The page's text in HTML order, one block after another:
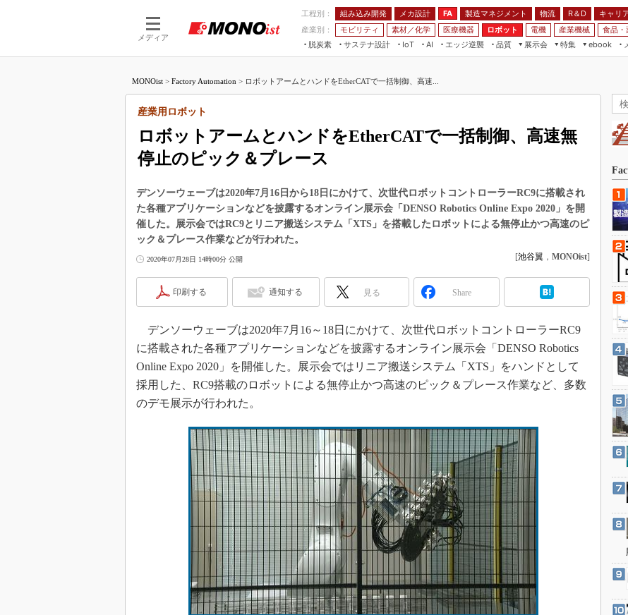
メディア
工程別： 組み込み開発 メカ設計 FA 製造マネジメント 物流 R＆D
キャリ
産業別：
モビリティ 素材／化学 医療機器 ロボット 電機 産業機械 食品・
脱炭素
サステナ設計
IoT
つながる工場
AI
AI×設備保全
エッジ逆襲 品質
展示会
JIMTOF
IIFES
TECHNO-FRONTIER
人テク展
日本ものづくりワールド
AUTOMOTIVE WORLD
産業オープンネット展
特集
つながるクルマ
フィールドサービス
組み込み画像技術
組み込みモデリング
ISO26262
無償設計ツール
デジタルツインとCAE
S＆OP
インダストリー4.0
製造業ビッグデータ
メイドインジャパン
植物工場
知財マネジメント
海外生産
グローバル設計・開発
制御セキュリティ
新型コロナへの対応
ebook
モビリティ
MONOist > Factory Automation > ロボットアームとハンドをEtherCATで一括制御、高速...
ロボットアームとハンドをEtherCATで一括制御、高速無
停止のピック＆プレース
産業用ロボット
デンソーウェーブは2020年7月16日から18日にかけて、次世代ロボットコントローラーRC9に搭載され
た各種アプリケーションなどを披露するオンライン展示会「DENSO Robotics Online Expo 2020」を開
催した。展示会ではRC9とリニア搬送システム「XTS」を搭載したロボットによる無停止かつ高速のピ
ック＆プレース作業などが行われた。
2020年07月28日 14時00分 公開 [池谷翼 ， MONOist]
印刷する 通知する 見る Share
デンソーウェーブは2020年7月16～18日にかけて、次世代ロボットコントローラーRC9
に搭載された各種アプリケーションなどを披露するオンライン展示会「DENSO Robotics
Online Expo 2020」を開催した。展示会ではリニア搬送システム「XTS」をハンドとして
採用した、RC9搭載のロボットによる無停止かつ高速のピック＆プレース作業など、多数
のデモ展示が行われた。